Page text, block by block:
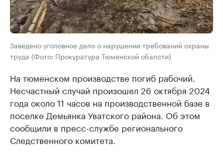
Заведено уголовное дело о нарушении требований охраны
труда (Фото: Прокуратура Тюменской обалсти)
На тюменском производстве погиб рабочий.
Несчастный случай произошел 26 октября 2024
года около 11 часов на производственной базе в
поселке Демьянка Уватского района. Об этом
сообщили в пресс-службе регионального
Следственного комитета.